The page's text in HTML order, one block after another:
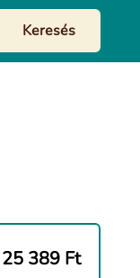
25 389 Ft